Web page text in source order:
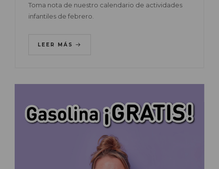
Toma nota de nuestro calendario de actividades
infantiles de febrero.
LEER MÁS